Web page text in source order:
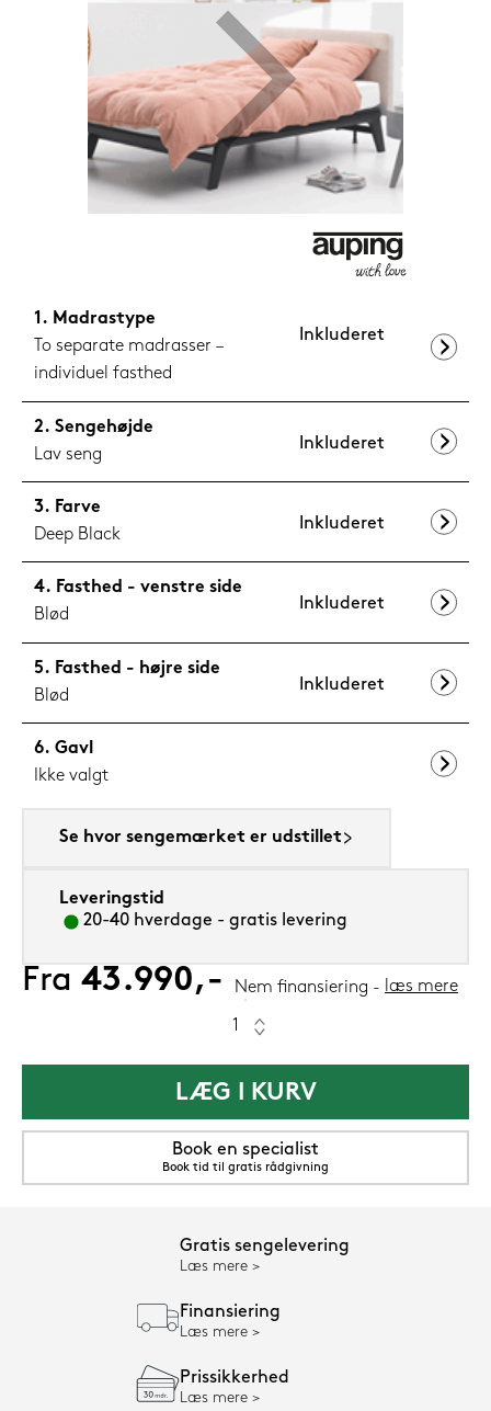
Madrastype
To separate madrasser –
individuel fasthed
Inkluderet
Sengehøjde
Lav seng
Inkluderet
Farve
Deep Black
Inkluderet
Fasthed - venstre side
Blød
Inkluderet
Fasthed - højre side
Blød
Inkluderet
Gavl
Ikke valgt
Se hvor sengemærket er udstillet
Leveringstid
20-40 hverdage - gratis levering
Fra 43.990,- Nem finansiering læs mere
LÆG I KURV
Book en specialist
Book tid til gratis rådgivning
Gratis sengelevering
Læs mere
Finansiering
Læs mere
Prissikkerhed
Læs mere